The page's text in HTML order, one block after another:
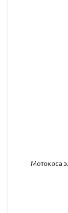
Мотокоса